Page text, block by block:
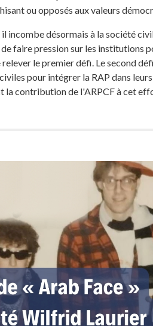
ou opposés aux valeurs
incombe désormais à la société
faire pression sur les institutions
le premier défi. Le second
pour intégrer la RAP dans
la contribution de l'ARPCF à cet